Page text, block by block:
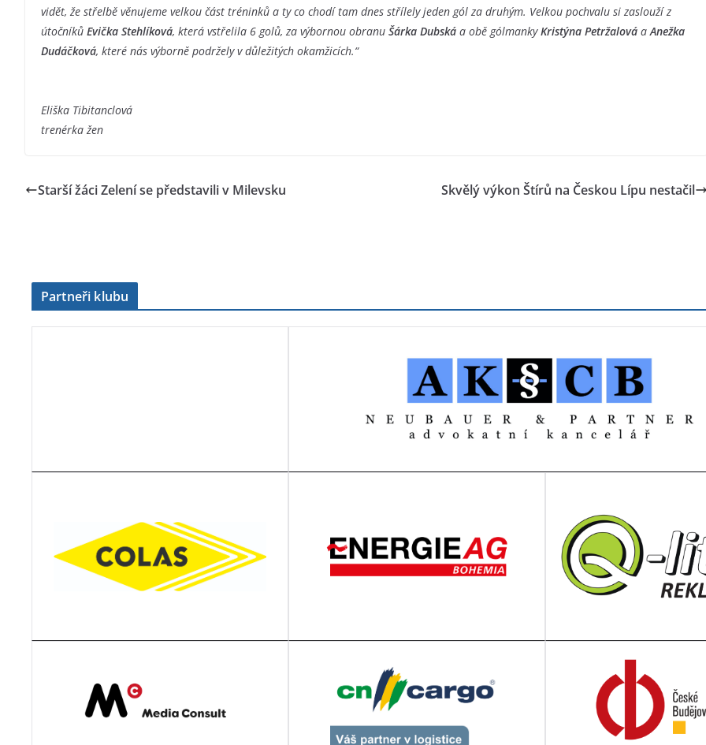
vidět, že střelbě věnujeme velkou část tréninků a ty co chodí tam dnes střílely jeden gól za druhým. Velkou pochvalu si zaslouží z
útočníků Evička Stehlíková, která vstřelila 6 golů, za výbornou obranu Šárka Dubská a obě gólmankyKristýna Petržalová aAnežka
Dudáčková, které nás výborně podržely v důležitých okamžicích.“
Eliška Tibitanclová
trenérka žen
Starší žáci Zelení se představili v Milevsku Skvělý výkon Štírů na Českou Lípu nestačil
Partneři klubu